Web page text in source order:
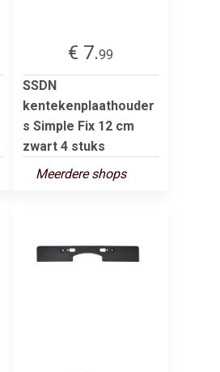
€ 7.99
SSDN
kentekenplaathouder
s Simple Fix 12 cm
zwart 4 stuks
Meerdere shops